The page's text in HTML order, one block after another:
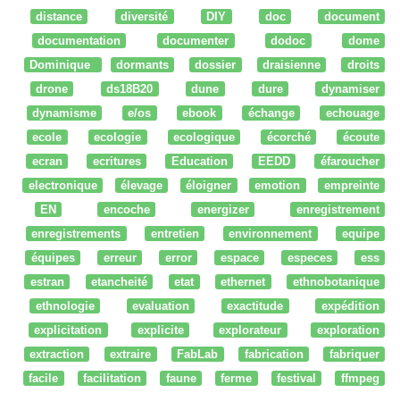
distance
diversité DIY doc
document
documentation
documenter dodoc
dome
Dominique
dormants dossier draisienne
droits
drone
ds18B20 dune dure
dynamiser
dynamisme
e/os ebook échange
echouage
ecole
ecologie ecologique écorché
écoute
ecran
ecritures Education EEDD
éfaroucher
electronique
élevage éloigner emotion
empreinte
EN
encoche energizer
enregistrement
enregistrements
entretien environnement
equipe
équipes
erreur error espace especes
ess
estran
etancheité etat ethernet
ethnobotanique
ethnologie
evaluation exactitude
expédition
explicitation
explicite explorateur
exploration
extraction
extraire FabLab fabrication
fabriquer
facile
facilitation faune ferme festival
ffmpeg